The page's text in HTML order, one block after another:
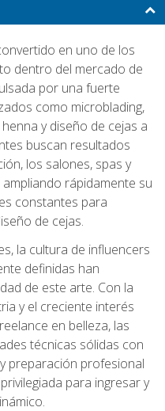
en uno de los
dentro del mercado de
por una fuerte
como microblading,
y diseño de cejas a
buscan resultados
los salones, spas y
rápidamente su
constantes para
de cejas.
la cultura de influencers
definidas han
de este arte. Con la
y el creciente interés
en belleza, las
técnicas sólidas con
preparación profesional
para ingresar y